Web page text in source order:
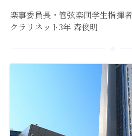
楽事委員長・管弦楽団学生指揮者
クラリネット3年 森俊明